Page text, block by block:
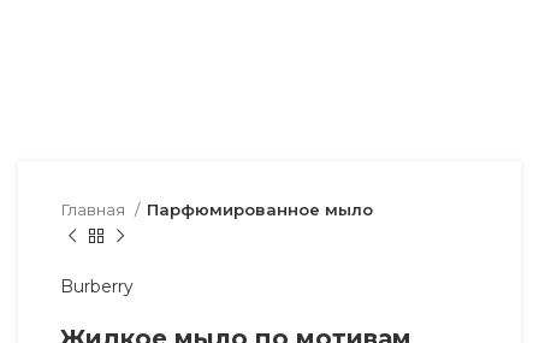
Главная Парфюмированное мыло
Burberry